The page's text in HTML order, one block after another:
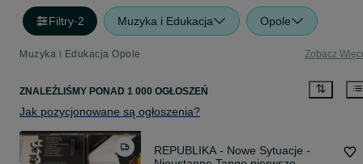
Filtry·2 Muzyka i Edukacja Opole
Muzyka i Edukacja Opole Zobacz
ZNALEŹLIŚMY PONAD 1 000 OGŁOSZEŃ
Jak pozycjonowane są ogłoszenia?
REPUBLIKA - Nowe Sytuacje -